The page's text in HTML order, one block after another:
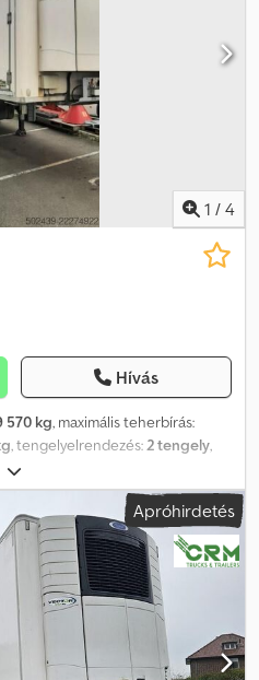
1 / 4
Hívás
570 kg, maximális teherbírás:
, tengelyelrendezés:2 tengely,
ABS, emelőhátfal,
ELADÓ? CHEREAU CSD2
zónás? 2 tengely?
- Általános információk Márka /
hőmérsékleti zónás hűtött
Alvázszám: VM4CSD2000A10
FRC - Műszaki adatok Típus:
félpótkocsi - Felépítés Magas
felépítmény Megerősített
Apróhirdetés